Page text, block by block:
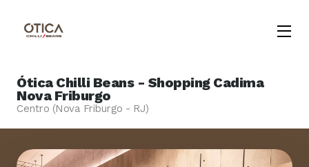
Menu
Ótica Chilli Beans - Shopping Cadima
Nova Friburgo
Centro (Nova Friburgo - RJ)